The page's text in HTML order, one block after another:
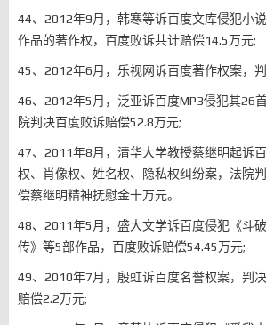
44、2012年9月，韩寒等诉百度文库侵犯小
作品的著作权，百度败诉共计赔偿14.5万元;
45、2012年6月，乐视网诉百度著作权案，
46、2012年5月，泛亚诉百度MP3侵犯其26
院判决百度败诉赔偿52.8万元;
47、2011年8月，清华大学教授蔡继明起诉
权、肖像权、姓名权、隐私权纠纷案，法院
偿蔡继明精神抚慰金十万元。
48、2011年5月，盛大文学诉百度侵犯《斗
传》等5部作品，百度败诉赔偿54.45万元;
49、2010年7月，殷虹诉百度名誉权案，判
赔偿2.2万元;